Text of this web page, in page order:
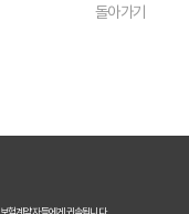
돌아가기
험계약자 등에게 귀속됩니다.